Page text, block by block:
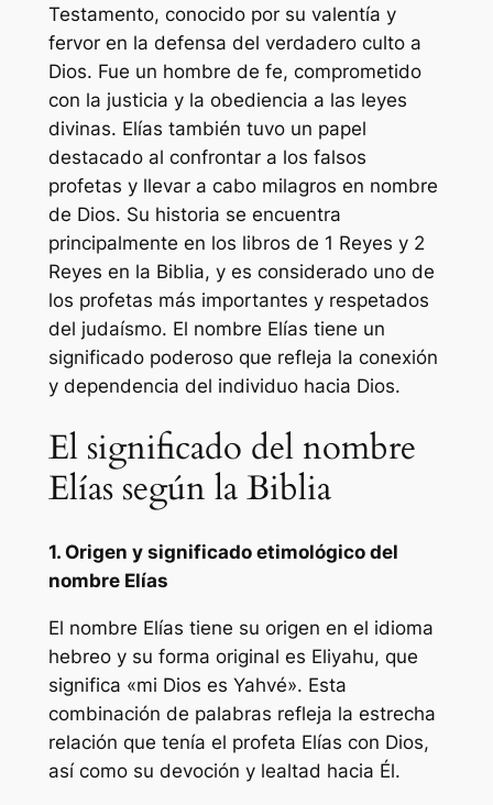
Testamento, conocido por su valentía y
fervor en la defensa del verdadero culto a
Dios. Fue un hombre de fe, comprometido
con la justicia y la obediencia a las leyes
divinas. Elías también tuvo un papel
destacado al confrontar a los falsos
profetas y llevar a cabo milagros en nombre
de Dios. Su historia se encuentra
principalmente en los libros de 1 Reyes y 2
Reyes en la Biblia, y es considerado uno de
los profetas más importantes y respetados
del judaísmo. El nombre Elías tiene un
significado poderoso que refleja la conexión
y dependencia del individuo hacia Dios.
El significado del nombre
Elías según la Biblia
1. Origen y significado etimológico del
nombre Elías
El nombre Elías tiene su origen en el idioma
hebreo y su forma original es Eliyahu, que
significa «mi Dios es Yahvé». Esta
combinación de palabras refleja la estrecha
relación que tenía el profeta Elías con Dios,
así como su devoción y lealtad hacia Él.